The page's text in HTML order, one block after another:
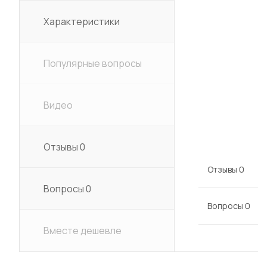
Характеристики
Популярные вопросы
Видео
Отзывы0
Вопросы0
Вместе дешевле
Отзывы 0
Вопросы 0